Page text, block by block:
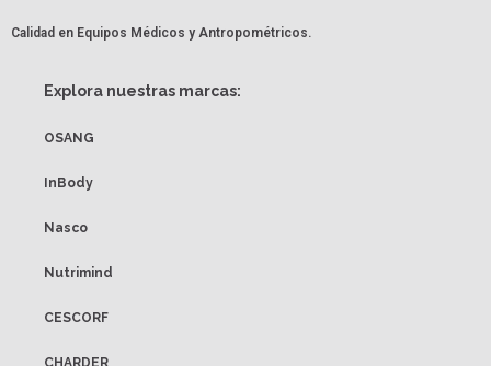
Calidad en Equipos Médicos y Antropométricos.
Explora nuestras marcas:
OSANG
InBody
Nasco
Nutrimind
CESCORF
CHARDER